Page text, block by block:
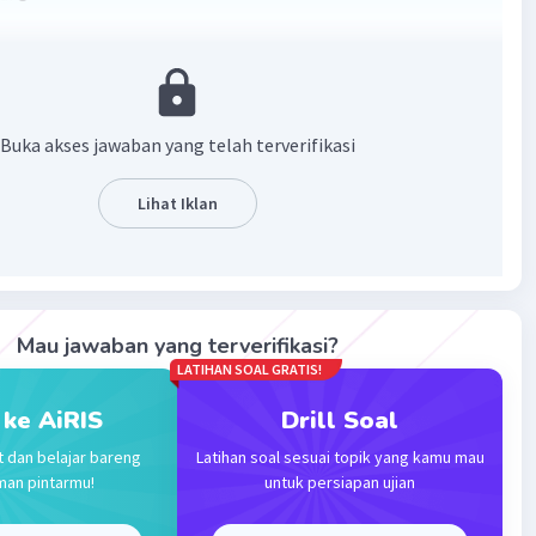
Level 35
Buka akses jawaban yang telah terverifikasi
Lihat Iklan
Mau jawaban yang terverifikasi?
AiRIS
dan belajar bareng
pintarmu!
LATIHAN SOAL GRATIS!
Drill Soal
Latihan soal sesuai topik yang kamu mau
untuk persiapan ujian